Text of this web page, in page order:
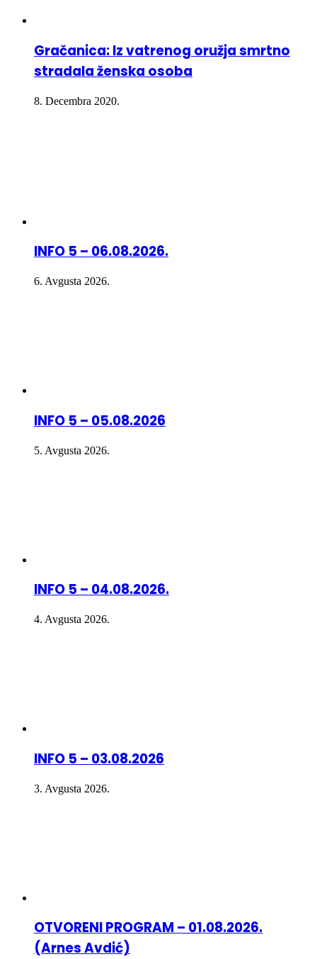
Gračanica: Iz vatrenog oružja smrtno
stradala ženska osoba
8. Decembra 2020.
INFO 5 – 06.08.2026.
6. Avgusta 2026.
INFO 5 – 05.08.2026
5. Avgusta 2026.
INFO 5 – 04.08.2026.
4. Avgusta 2026.
INFO 5 – 03.08.2026
3. Avgusta 2026.
OTVORENI PROGRAM – 01.08.2026.
(Arnes Avdić)